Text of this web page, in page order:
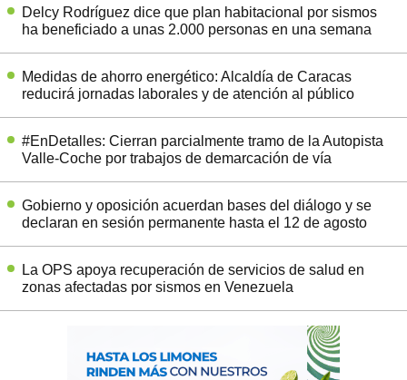
Delcy Rodríguez dice que plan habitacional por sismos
ha beneficiado a unas 2.000 personas en una semana
Medidas de ahorro energético: Alcaldía de Caracas
reducirá jornadas laborales y de atención al público
#EnDetalles: Cierran parcialmente tramo de la Autopista
Valle-Coche por trabajos de demarcación de vía
Gobierno y oposición acuerdan bases del diálogo y se
declaran en sesión permanente hasta el 12 de agosto
La OPS apoya recuperación de servicios de salud en
zonas afectadas por sismos en Venezuela